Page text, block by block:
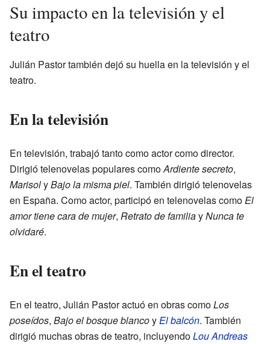
Su impacto en la televisión y el
teatro
Julián Pastor también dejó su huella en la televisión y el
teatro.
En la televisión
En televisión, trabajó tanto como actor como director.
Dirigió telenovelas populares comoArdiente secreto,
MarisolyBajo la misma piel. También dirigió telenovelas
en España. Como actor, participó en telenovelas comoEl
amor tiene cara de mujer, Retrato de familiayNunca te
olvidaré.
En el teatro
En el teatro, Julián Pastor actuó en obras comoLos
poseídos, Bajo el bosque blancoyEl balcón. También
dirigió muchas obras de teatro, incluyendoLou Andreas